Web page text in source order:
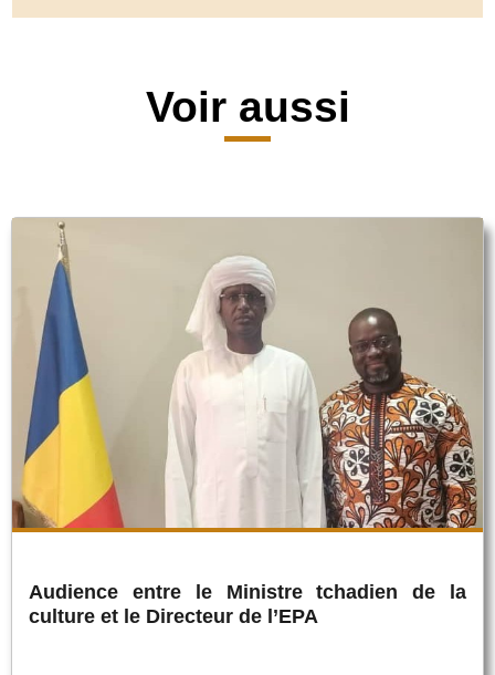
Voir aussi
Audience entre le Ministre tchadien de la
culture et le Directeur de l’EPA